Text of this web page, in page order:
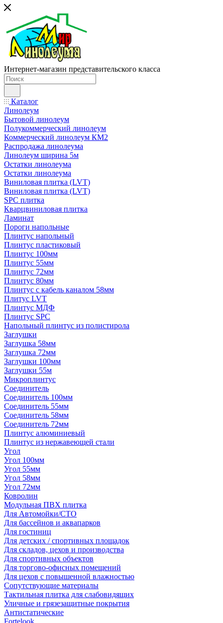
Интернет-магазин представительского класса
Каталог
Линолеум
Бытовой линолеум
Полукоммерческий линолеум
Коммерческий линолеум КМ2
Распродажа линолеума
Линолеум ширина 5м
Остатки линолеума
Остатки линолеума
Виниловая плитка (LVT)
Виниловая плитка (LVT)
SPC плитка
Кварцвиниловая плитка
Ламинат
Пороги напольные
Плинтус напольный
Плинтус пластиковый
Плинтус 100мм
Плинтус 55мм
Плинтус 72мм
Плинтус 80мм
Плинтус с кабель каналом 58мм
Плитус LVT
Плинтус МДФ
Плинтус SPC
Напольный плинтус из полистирола
Заглушки
Заглушка 58мм
Заглушка 72мм
Заглушки 100мм
Заглушки 55м
Микроплинтус
Соединитель
Соединитель 100мм
Соединитель 55мм
Соединитель 58мм
Соединитель 72мм
Плинтус алюминиевый
Плинтус из нержавеющей стали
Угол
Угол 100мм
Угол 55мм
Угол 58мм
Угол 72мм
Ковролин
Модульная ПВХ плитка
Для Автомойки/СТО
Для бассейнов и аквапарков
Для гостиниц
Для детских / спортивных площадок
Для складов, цехов и производства
Для спортивных объектов
Для торгово-офисных помещений
Для цехов с повышенной влажностью
Сопутствующие материалы
Тактильная плитка для слабовидящих
Уличные и грязезащитные покрытия
Антистатические
Fortelook